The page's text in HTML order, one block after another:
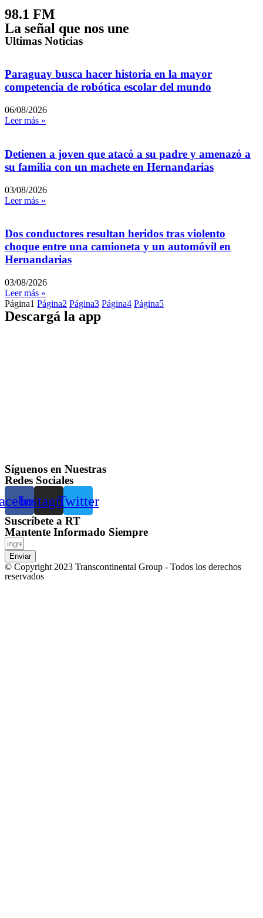
98.1 FM
La señal que nos une
Ultimas Noticias
Paraguay busca hacer historia en la mayor
competencia de robótica escolar del mundo
06/08/2026
Leer más »
Detienen a joven que atacó a su padre y amenazó a
su familia con un machete en Hernandarias
03/08/2026
Leer más »
Dos conductores resultan heridos tras violento
choque entre una camioneta y un automóvil en
Hernandarias
03/08/2026
Leer más »
Página1 Página2 Página3 Página4 Página5
Descargá la app
Síguenos en Nuestras
Redes Sociales
InstagramTwitter
Suscríbete a RT
Mantente Informado Siempre
Enviar
© Copyright 2023 Transcontinental Group - Todos los derechos
reservados